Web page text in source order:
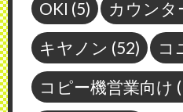
OKI (5) カウンタ
キヤノン (52) コ
コピー機営業向け